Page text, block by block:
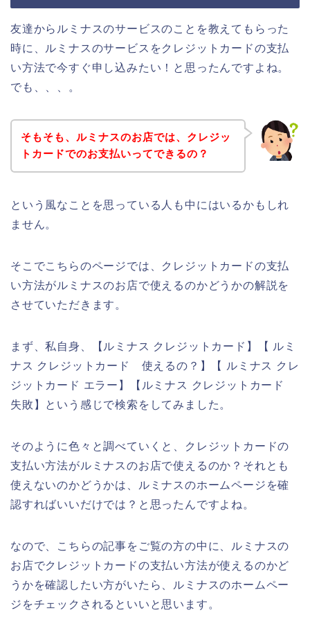
友達からルミナスのサービスのことを教えてもらった
時に、ルミナスのサービスをクレジットカードの支払
い方法で今すぐ申し込みたい！と思ったんですよね。
でも、、、。
そもそも、ルミナスのお店では、クレジッ
トカードでのお支払いってできるの？
という風なことを思っている人も中にはいるかもしれ
ません。
そこでこちらのページでは、クレジットカードの支払
い方法がルミナスのお店で使えるのかどうかの解説を
させていただきます。
まず、私自身、【ルミナス クレジットカード】【 ルミ
ナス クレジットカード 使えるの？】【 ルミナス クレ
ジットカード エラー】【ルミナス クレジットカード
失敗】という感じで検索をしてみました。
そのように色々と調べていくと、クレジットカードの
支払い方法がルミナスのお店で使えるのか？それとも
使えないのかどうかは、ルミナスのホームページを確
認すればいいだけでは？と思ったんですよね。
なので、こちらの記事をご覧の方の中に、ルミナスの
お店でクレジットカードの支払い方法が使えるのかど
うかを確認したい方がいたら、ルミナスのホームペー
ジをチェックされるといいと思います。